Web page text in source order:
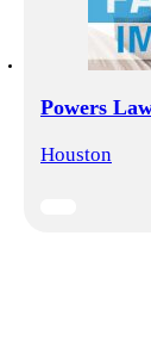
Powers
Houston